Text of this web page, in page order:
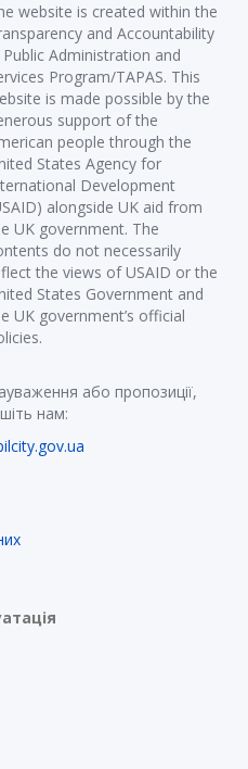
website is created within the
and Accountability
Public Administration and
Program/TAPAS. This
is made possible by the
support of the
people through the
States Agency for
Development
alongside UK aid from
UK government. The
do not necessarily
the views of USAID or the
States Government and
UK government’s official
або пропозиції,
нам: